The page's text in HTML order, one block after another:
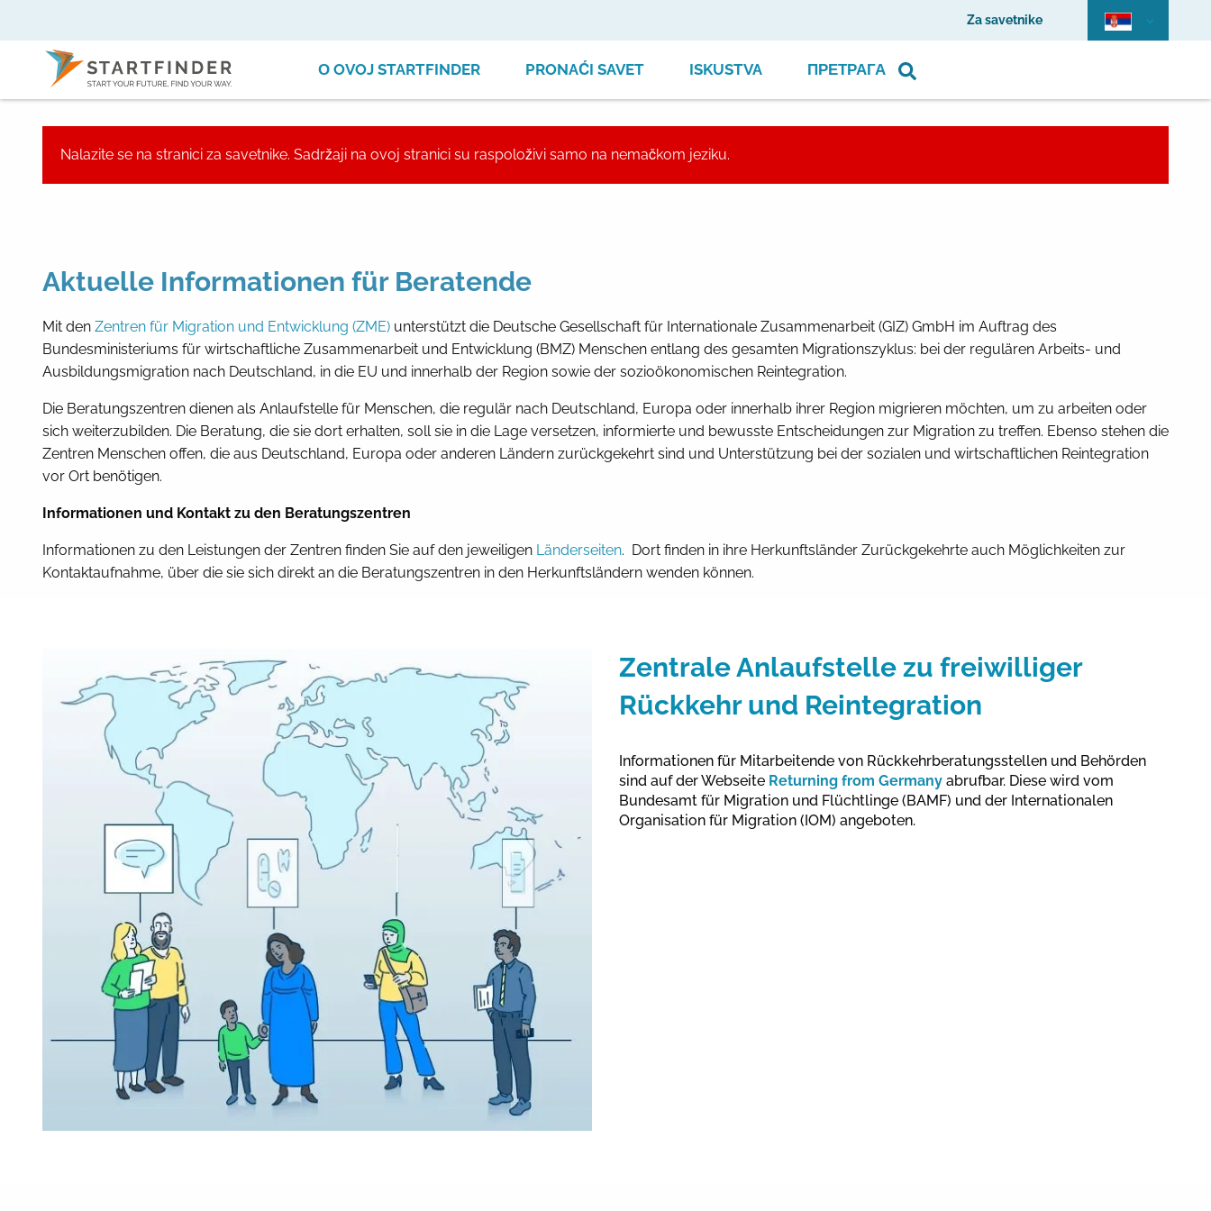
Za savetnike
О OVOJ STARTFINDER PRONAĆI SAVET ISKUSTVA ПРЕТРАГА
Nalazite se na stranici za savetnike. Sadržaji na ovoj stranici su raspoloživi samo na nemačkom jeziku.
Aktuelle Informationen für Beratende
Mit den Zentren für Migration und Entwicklung (ZME) unterstützt die Deutsche Gesellschaft für Internationale Zusammenarbeit (GIZ) GmbH im Auftrag des
Bundesministeriums für wirtschaftliche Zusammenarbeit und Entwicklung (BMZ) Menschen entlang des gesamten Migrationszyklus: bei der regulären Arbeits- und
Ausbildungsmigration nach Deutschland, in die EU und innerhalb der Region sowie der sozioökonomischen Reintegration.
Die Beratungszentren dienen als Anlaufstelle für Menschen, die regulär nach Deutschland, Europa oder innerhalb ihrer Region migrieren möchten, um zu arbeiten oder
sich weiterzubilden. Die Beratung, die sie dort erhalten, soll sie in die Lage versetzen, informierte und bewusste Entscheidungen zur Migration zu treffen. Ebenso stehen die
Zentren Menschen offen, die aus Deutschland, Europa oder anderen Ländern zurückgekehrt sind und Unterstützung bei der sozialen und wirtschaftlichen Reintegration
vor Ort benötigen.
Informationen und Kontakt zu den Beratungszentren
Informationen zu den Leistungen der Zentren finden Sie auf den jeweiligen Länderseiten. Dort finden in ihre Herkunftsländer Zurückgekehrte auch Möglichkeiten zur
Kontaktaufnahme, über die sie sich direkt an die Beratungszentren in den Herkunftsländern wenden können.
Zentrale Anlaufstelle zu freiwilliger
Rückkehr und Reintegration
Informationen für Mitarbeitende von Rückkehrberatungsstellen und Behörden
sind auf der Webseite Returning from Germany abrufbar. Diese wird vom
Bundesamt für Migration und Flüchtlinge (BAMF) und der Internationalen
Organisation für Migration (IOM) angeboten.